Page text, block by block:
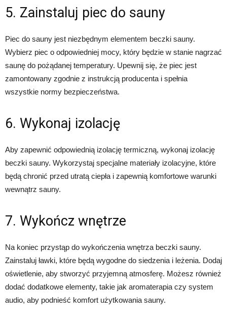
5. Zainstaluj piec do sauny
Piec do sauny jest niezbędnym elementem beczki sauny.
Wybierz piec o odpowiedniej mocy, który będzie w stanie nagrzać
saunę do pożądanej temperatury. Upewnij się, że piec jest
zamontowany zgodnie z instrukcją producenta i spełnia
wszystkie normy bezpieczeństwa.
6. Wykonaj izolację
Aby zapewnić odpowiednią izolację termiczną, wykonaj izolację
beczki sauny. Wykorzystaj specjalne materiały izolacyjne, które
będą chronić przed utratą ciepła i zapewnią komfortowe warunki
wewnątrz sauny.
7. Wykończ wnętrze
Na koniec przystąp do wykończenia wnętrza beczki sauny.
Zainstaluj ławki, które będą wygodne do siedzenia i leżenia. Dodaj
oświetlenie, aby stworzyć przyjemną atmosferę. Możesz również
dodać dodatkowe elementy, takie jak aromaterapia czy system
audio, aby podnieść komfort użytkowania sauny.